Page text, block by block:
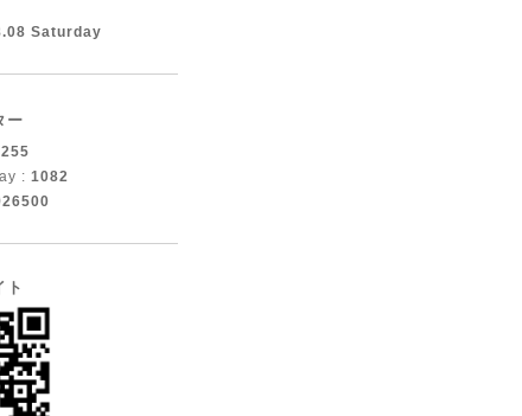
Saturday
ー
255
: 1082
ト